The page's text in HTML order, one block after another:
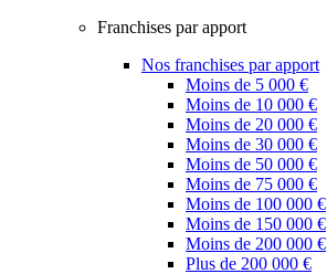
Franchises par apport
Nos franchises par apport
Moins de 5 000 €
Moins de 10 000 €
Moins de 20 000 €
Moins de 30 000 €
Moins de 50 000 €
Moins de 75 000 €
Moins de 100 000 €
Moins de 150 000 €
Moins de 200 000 €
Plus de 200 000 €